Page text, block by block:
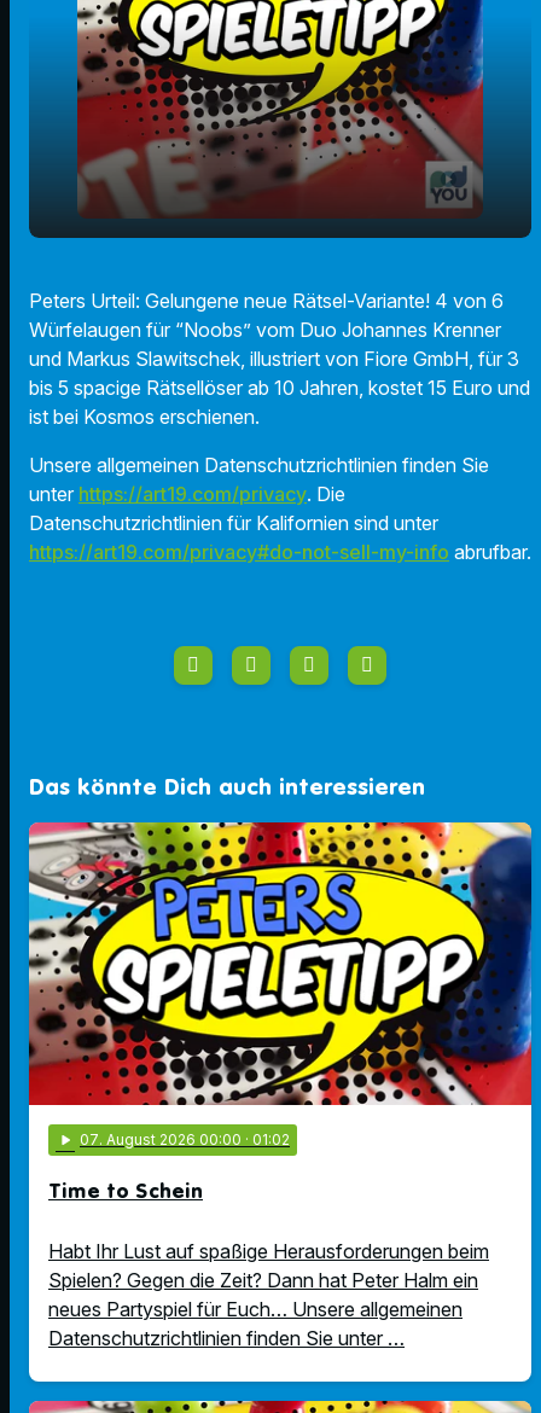
play_arrow
00:00 01:21
Peters Urteil: Gelungene neue Rätsel-Variante! 4 von 6
Würfelaugen für “Noobs” vom Duo Johannes Krenner
und Markus Slawitschek, illustriert von Fiore GmbH, für 3
bis 5 spacige Rätsellöser ab 10 Jahren, kostet 15 Euro und
ist bei Kosmos erschienen.
Unsere allgemeinen Datenschutzrichtlinien finden Sie
unter https://art19.com/privacy. Die
Datenschutzrichtlinien für Kalifornien sind unter
https://art19.com/privacy#do-not-sell-my-info abrufbar.
Das könnte Dich auch interessieren
play_arrow 07. August 2026 00:00 · 01:02
Time to Schein
Habt Ihr Lust auf spaßige Herausforderungen beim
Spielen? Gegen die Zeit? Dann hat Peter Halm ein
neues Partyspiel für Euch… Unsere allgemeinen
Datenschutzrichtlinien finden Sie unter …